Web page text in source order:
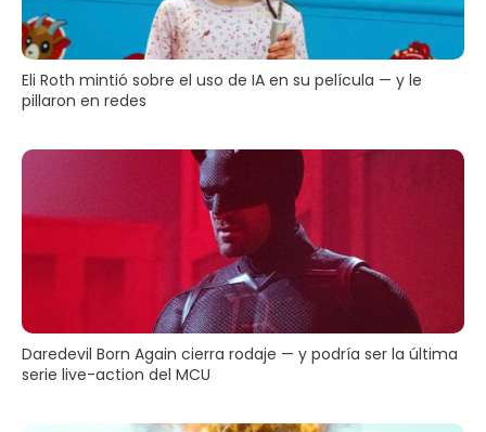
Eli Roth mintió sobre el uso de IA en su película — y le
pillaron en redes
Daredevil Born Again cierra rodaje — y podría ser la última
serie live-action del MCU